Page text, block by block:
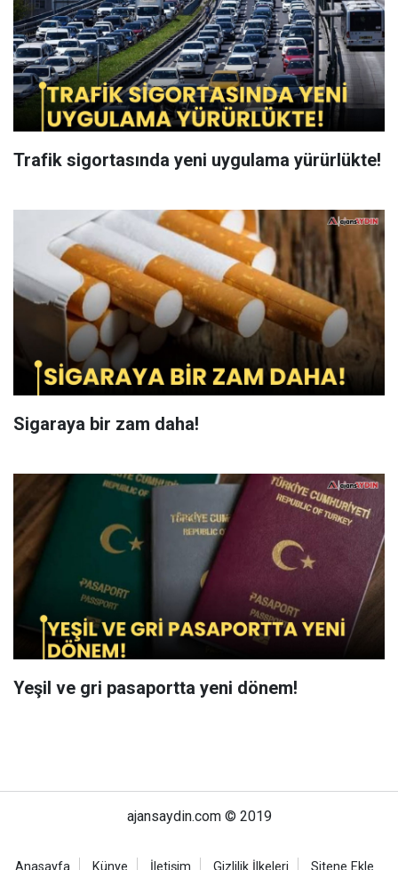
Trafik sigortasında yeni uygulama yürürlükte!
Sigaraya bir zam daha!
Yeşil ve gri pasaportta yeni dönem!
ajansaydin.com © 2019